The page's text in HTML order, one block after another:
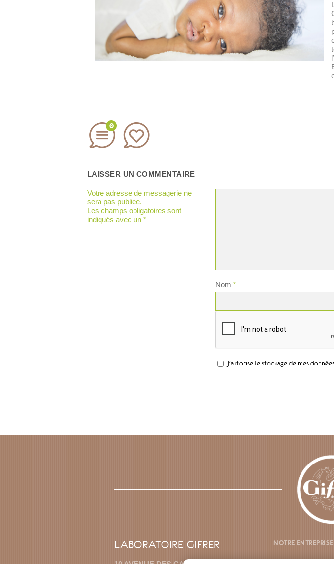
0
LAISSER UN COMMENTAIRE
Votre adresse de messagerie ne
sera pas publiée.
Les champs obligatoires sont
indiqués avec un *
Nom *
J'autorise le stockage de mes
LABORATOIRE GIFRER NOTRE ENTREPRISE